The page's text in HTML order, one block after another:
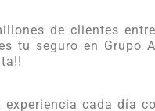
de clientes
tu seguro en
cada día